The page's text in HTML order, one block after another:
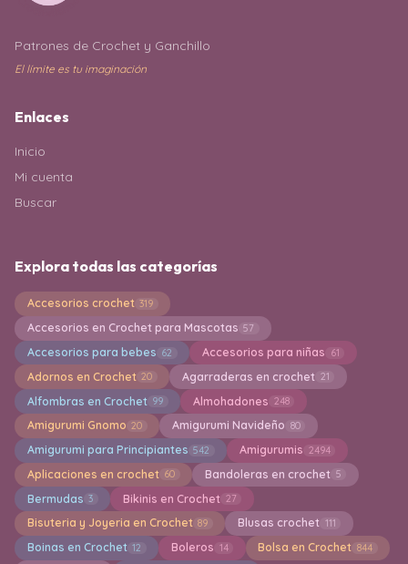
Patrones de Crochet y Ganchillo
El límite es tu imaginación
Enlaces
Inicio
Mi cuenta
Buscar
Explora todas las categorías
Accesorios crochet 319
Accesorios en Crochet para Mascotas 57
Accesorios para bebes 62 Accesorios para niñas 61
Adornos en Crochet 20 Agarraderas en crochet 21
Alfombras en Crochet 99 Almohadones 248
Amigurumi Gnomo 20 Amigurumi Navideño 80
Amigurumi para Principiantes 542 Amigurumis 2494
Aplicaciones en crochet 60 Bandoleras en crochet 5
Bermudas 3 Bikinis en Crochet 27
Bisuteria y Joyeria en Crochet 89 Blusas crochet 111
Boinas en Crochet 12 Boleros 14 Bolsa en Crochet 844